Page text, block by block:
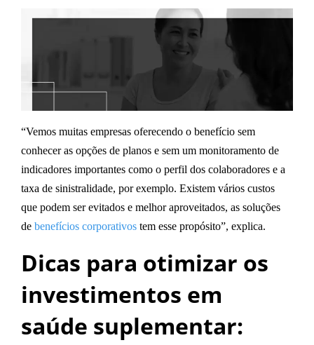
“Vemos muitas empresas oferecendo o benefício sem
conhecer as opções de planos e sem um monitoramento de
indicadores importantes como o perfil dos colaboradores e a
taxa de sinistralidade, por exemplo. Existem vários custos
que podem ser evitados e melhor aproveitados, as soluções
de benefícios corporativos tem esse propósito”, explica.
Dicas para otimizar os
investimentos em
saúde suplementar: